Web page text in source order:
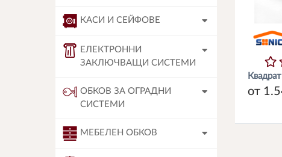
КАСИ И СЕЙФОВЕ
ЕЛЕКТРОННИ
ЗАКЛЮЧВАЩИ СИСТЕМИ
ОБКОВ ЗА ОГРАДНИ
СИСТЕМИ
МЕБЕЛЕН ОБКОВ
от